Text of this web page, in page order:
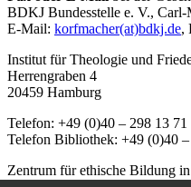
BDKJ Bundesstelle e. V., Carl-
E-Mail: korfmacher(at)bdkj.de,
Institut für Theologie und
Herrengraben 4
20459 Hamburg
Telefon: +49 (0)40 – 298 13 71
Telefon Bibliothek: +49 (0)40 –
Zentrum für ethische Bildung